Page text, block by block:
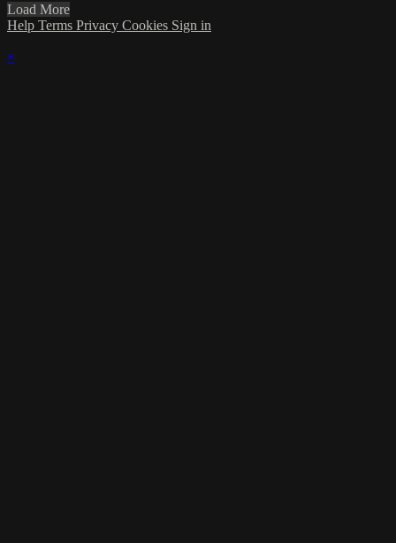
Load More
Help Terms Privacy Cookies Sign in
×